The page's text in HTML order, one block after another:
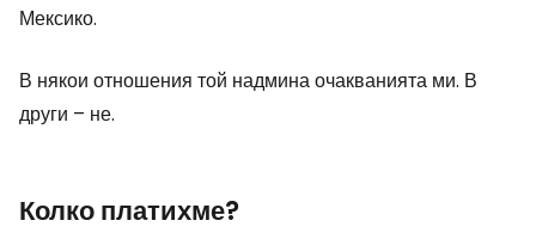
Мексико.
В някои отношения той надмина очакванията ми. В
други – не.
Колко платихме?